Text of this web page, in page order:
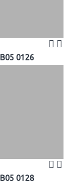
B05 0126
B05 0128